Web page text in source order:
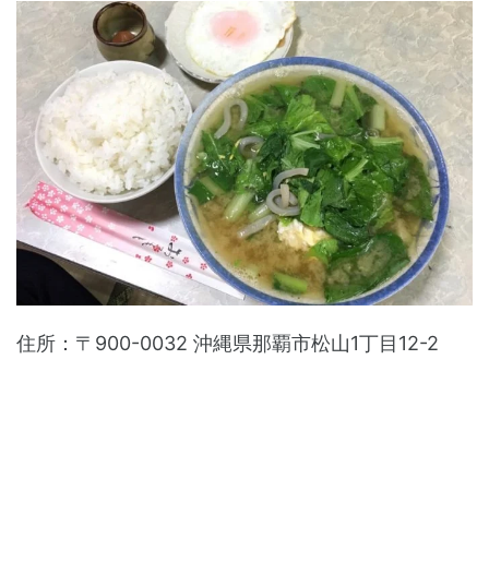
住所：〒900-0032 沖縄県那覇市松山1丁目12-2